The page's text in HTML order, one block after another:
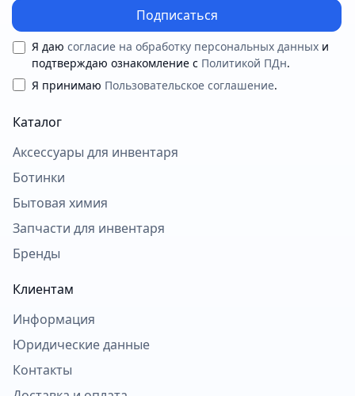
Подписаться
Я даю согласие на обработку персональных данных и
подтверждаю ознакомление с Политикой ПДн.
Я принимаю Пользовательское соглашение.
Каталог
Аксессуары для инвентаря
Ботинки
Бытовая химия
Запчасти для инвентаря
Бренды
Клиентам
Информация
Юридические данные
Контакты